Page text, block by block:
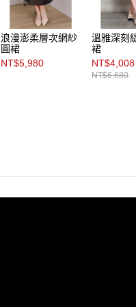
浪漫澎柔層次網紗
圓裙
NT$5,980
溫雅深刻
裙
NT$4,008
NT$6,680